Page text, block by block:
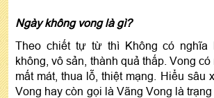
Ngày không vong là gì?
Theo chiết tự từ thì Không có nghĩa
không, vô sản, thành quả thấp. Vong có
mất mát, thua lỗ, thiệt mạng. Hiểu sâu
Vong hay còn gọi là Vãng Vong là trạng